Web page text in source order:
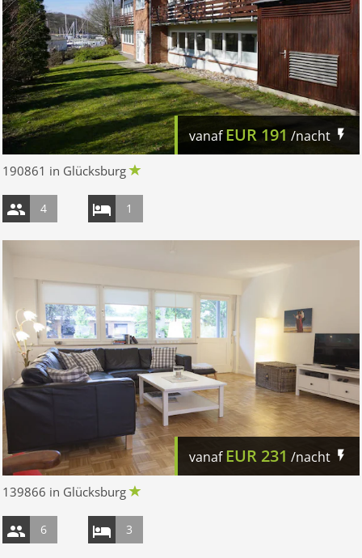
vanafEUR 191 /nacht
190861 in Glücksburg
4 1
vanafEUR 231 /nacht
139866 in Glücksburg
6 3